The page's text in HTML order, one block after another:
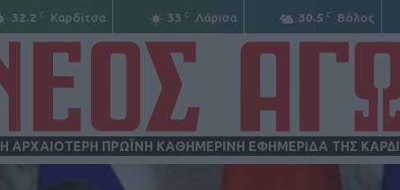
32.2 C Καρδίτσα 33 C Λάρισα 30.5 C Βόλος
Η ΑΡΧΑΙΟΤΕΡΗ ΠΡΩΪΝΗ ΚΑΘΗΜΕΡΙΝΗ ΕΦΗΜΕΡΙΔΑ ΤΗΣ